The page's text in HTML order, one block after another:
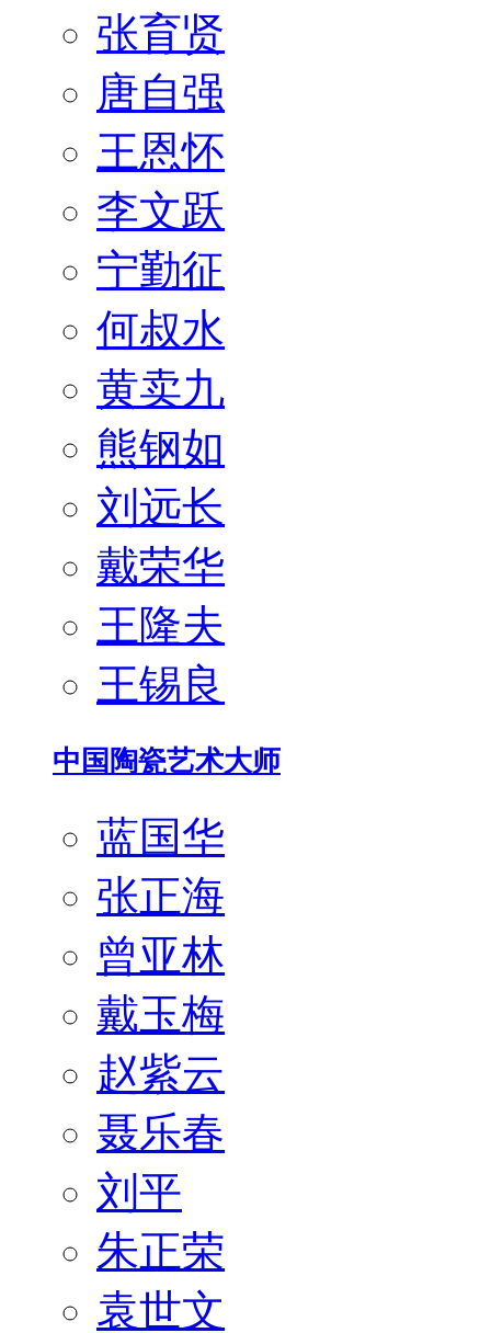
张育贤
唐自强
王恩怀
李文跃
宁勤征
何叔水
黄卖九
熊钢如
刘远长
戴荣华
王隆夫
王锡良
中国陶瓷艺术大师
蓝国华
张正海
曾亚林
戴玉梅
赵紫云
聂乐春
刘平
朱正荣
袁世文